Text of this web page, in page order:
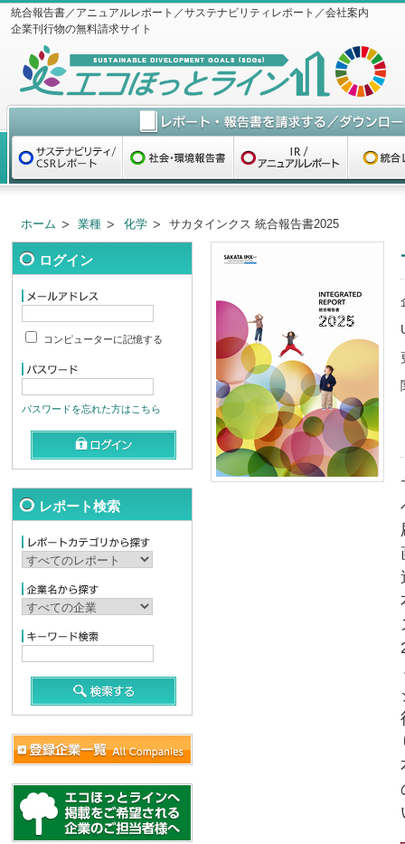
統合報告書／アニュアルレポート／サステナビリティレポート／会社案内
企業刊行物の無料請求サイト
ホーム 業種 化学 サカタインクス 統合報告書2025
ログイン
コンピューターに記憶する
パスワードを忘れた方はこちら
レポート検索